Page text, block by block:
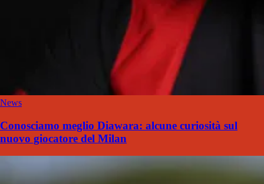
News
Conosciamo meglio Diawara: alcune curiosità sul
nuovo giocatore del Milan